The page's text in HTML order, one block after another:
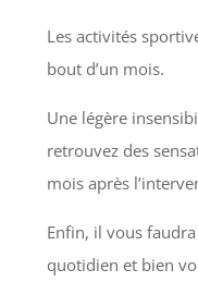
Les activités
bout d’un mois.
Une légère
retrouvez des
mois après
Enfin, il vous
quotidien et bien